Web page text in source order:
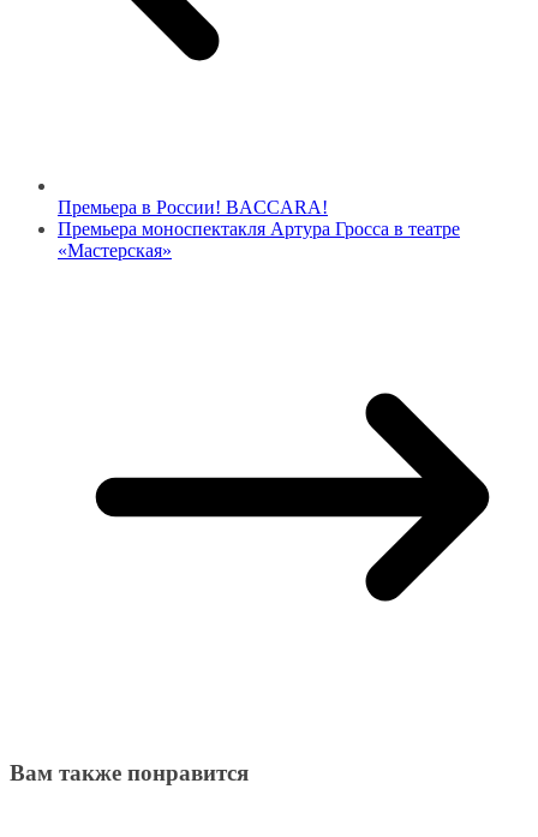
Премьера в России! BACCARA!
Премьера моноспектакля Артура Гросса в театре
«Мастерская»
Вам также понравится